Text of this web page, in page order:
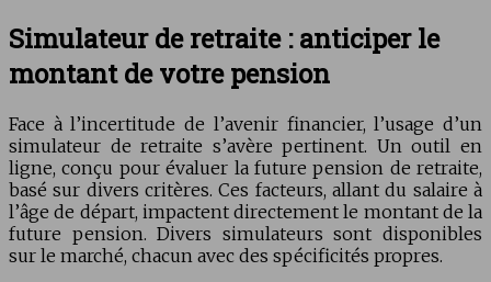
Simulateur de retraite : anticiper le
montant de votre pension
Face à l’incertitude de l’avenir financier, l’usage d’un
simulateur de retraite s’avère pertinent. Un outil en
ligne, conçu pour évaluer la future pension de retraite,
basé sur divers critères. Ces facteurs, allant du salaire à
l’âge de départ, impactent directement le montant de la
future pension. Divers simulateurs sont disponibles
sur le marché, chacun avec des spécificités propres.